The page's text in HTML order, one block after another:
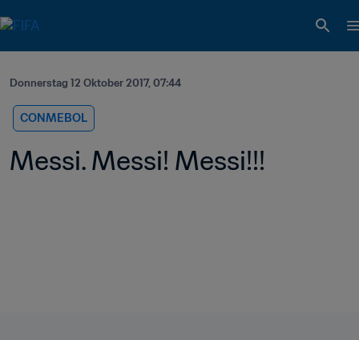
Donnerstag 12 Oktober 2017, 07:44
CONMEBOL
Messi. Messi! Messi!!!